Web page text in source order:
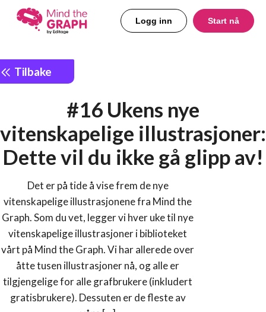
Logg inn Start nå
Tilbake
#16 Ukens nye
vitenskapelige illustrasjoner:
Dette vil du ikke gå glipp av!
Det er på tide å vise frem de nye
vitenskapelige illustrasjonene fra Mind the
Graph. Som du vet, legger vi hver uke til nye
vitenskapelige illustrasjoner i biblioteket
vårt på Mind the Graph. Vi har allerede over
åtte tusen illustrasjoner nå, og alle er
tilgjengelige for alle grafbrukere (inkludert
gratisbrukere). Dessuten er de fleste av